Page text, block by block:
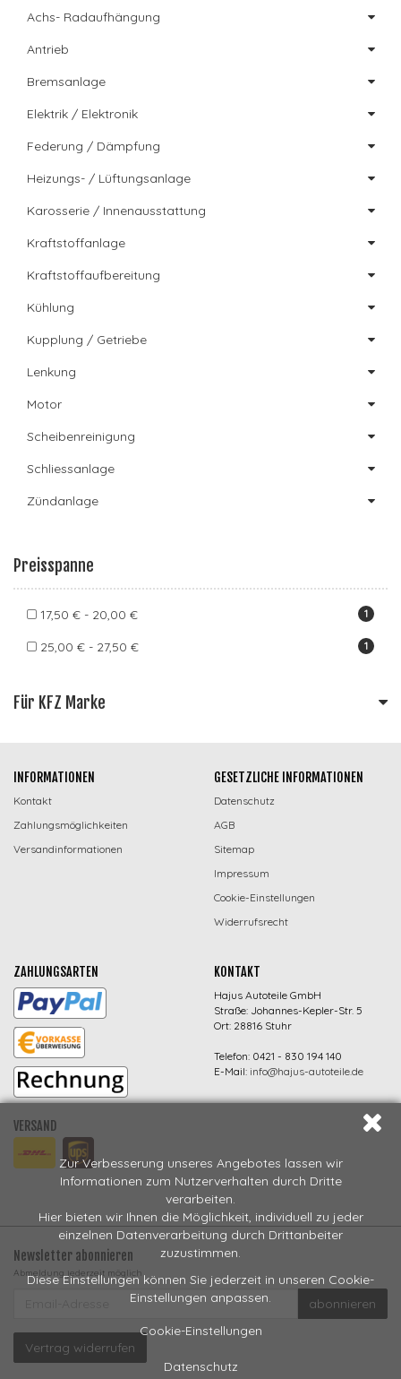
Zur Verbesserung unseres Angebotes lassen wir
Informationen zum Nutzerverhalten durch Dritte
verarbeiten.
Hier bieten wir Ihnen die Möglichkeit, individuell zu jeder
einzelnen Datenverarbeitung durch Drittanbeiter
zuzustimmen.
Diese Einstellungen können Sie jederzeit in unseren Cookie-
Einstellungen anpassen.
Cookie-Einstellungen
Datenschutz
Achs- Radaufhängung
Antrieb
Bremsanlage
Elektrik / Elektronik
Federung / Dämpfung
Heizungs- / Lüftungsanlage
Karosserie / Innenausstattung
Kraftstoffanlage
Kraftstoffaufbereitung
Kühlung
Kupplung / Getriebe
Lenkung
Motor
Scheibenreinigung
Schliessanlage
Zündanlage
Preisspanne
1
17,50 € - 20,00 €
1
25,00 € - 27,50 €
Für KFZ Marke
INFORMATIONEN
Kontakt
Zahlungsmöglichkeiten
Versandinformationen
GESETZLICHE INFORMATIONEN
Datenschutz
AGB
Sitemap
Impressum
Cookie-Einstellungen
Widerrufsrecht
ZAHLUNGSARTEN
VERSAND
KONTAKT
Hajus Autoteile GmbH
Straße: Johannes-Kepler-Str. 5
Ort: 28816 Stuhr
Telefon: 0421 - 830 194 140
E-Mail: info@hajus-autoteile.de
Newsletter abonnieren
Abmeldung jederzeit möglich
abonnieren
Vertrag widerrufen